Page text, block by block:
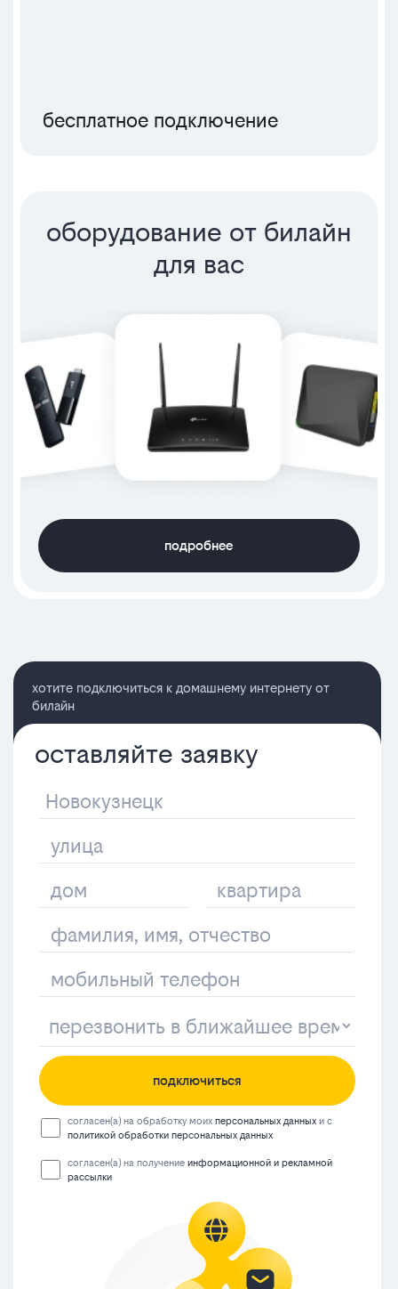
бесплатное подключение
оборудование от билайн
для вас
подробнее
хотите подключиться к домашнему интернету от
билайн
оставляйте заявку
подключиться
согласен(а) на обработку моихперсональных данных и с
политикой обработки персональных данных
согласен(а) на получениеинформационной и рекламной
рассылки